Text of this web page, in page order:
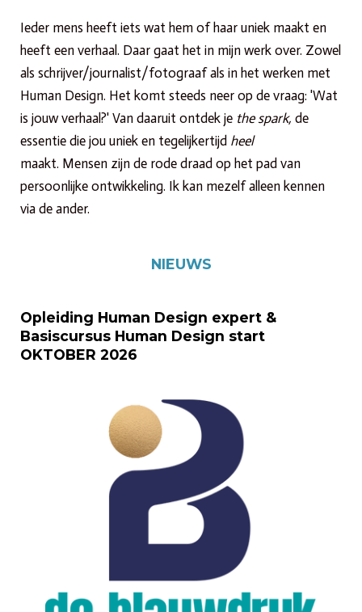
Ieder mens heeft iets wat hem of haar uniek maakt en
heeft een verhaal. Daar gaat het in mijn werk over. Zowel
als schrijver/journalist/fotograaf als in het werken met
Human Design. Het komt steeds neer op de vraag: 'Wat
is jouw verhaal?' Van daaruit ontdek je the spark, de
essentie die jou uniek en tegelijkertijd heel
maakt. Mensen zijn de rode draad op het pad van
persoonlijke ontwikkeling. Ik kan mezelf alleen kennen
via de ander.
NIEUWS
Opleiding Human Design expert &
Basiscursus Human Design start
OKTOBER 2026